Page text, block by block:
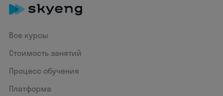
Все курсы
Стоимость занятий
Процесс обучения
Платформа